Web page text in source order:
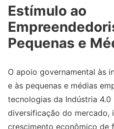
Estímulo ao
Pequenas e
O apoio governamental às
e às pequenas e médias
tecnologias da Indústria
diversificação do mercado,
crescimento econômico de